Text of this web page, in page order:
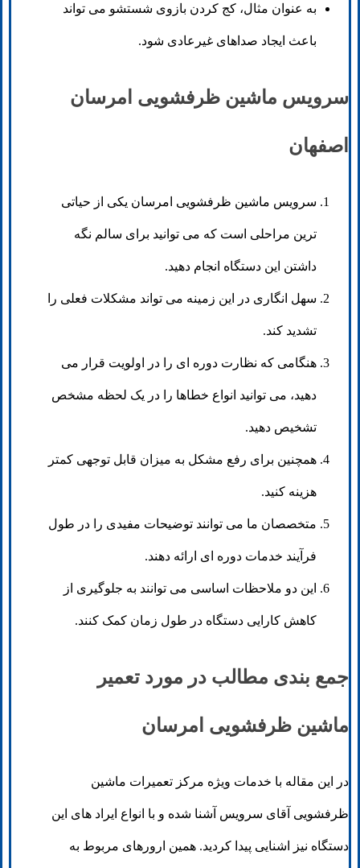
به عنوان مثال، کج کردن بازوی شستشو می تواند
باعث ایجاد صداهای غیرعادی شود.
سرویس ماشین ظرفشویی امرسان
اصفهان
سرویس ماشین ظرفشویی امرسان یکی از حیاتی
ترین مراحلی است که می توانید برای سالم نگه
داشتن این دستگاه انجام دهید.
سهل انگاری در این زمینه می تواند مشکلات فعلی را
تشدید کند.
هنگامی که نظارت دوره ای را در اولویت قرار می
دهید، می توانید انواع خطاها را در یک لحظه مشخص
تشخیص دهید.
همچنین برای رفع مشکل به میزان قابل توجهی کمتر
هزینه کنید.
متخصصان ما می توانند توضیحات مفیدی را در طول
فرآیند خدمات دوره ای ارائه دهند.
این دو ملاحظات اساسی می توانند به جلوگیری از
کاهش کارایی دستگاه در طول زمان کمک کنند.
جمع بندی مطالب در مورد تعمیر
ماشین ظرفشویی امرسان
در این مقاله با خدمات ویژه مرکز تعمیرات ماشین
ظرفشویی آقای سرویس آشنا شده و با انواع ایراد های این
دستگاه نیز اشنایی پیدا کردید. همین ارورهای مربوط به